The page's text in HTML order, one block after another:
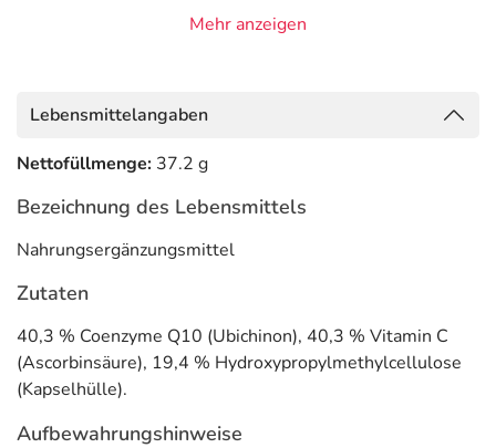
Informationen zu diesem Lebensmittel (wie z. B. Zutaten,
Mehr anzeigen
Lebensmittelangaben
Nettofüllmenge: 37.2 g
Bezeichnung des Lebensmittels
Nahrungsergänzungsmittel
Zutaten
40,3 % Coenzyme Q10 (Ubichinon), 40,3 % Vitamin C
(Ascorbinsäure), 19,4 % Hydroxypropylmethylcellulose
(Kapselhülle).
Aufbewahrungshinweise